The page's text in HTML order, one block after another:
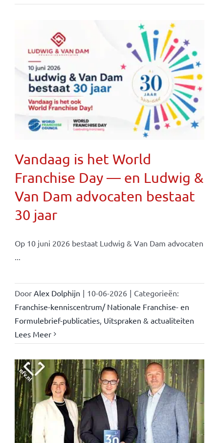
Vandaag is het World
Franchise Day — en Ludwig &
Van Dam advocaten bestaat
30 jaar
Op 10 juni 2026 bestaat Ludwig & Van Dam advocaten
Door Alex Dolphijn | 10-06-2026 | Categorieën:
Franchise-kenniscentrum/ Nationale Franchise- en
Formulebrief-publicaties, Uitspraken & actualiteiten
Lees Meer